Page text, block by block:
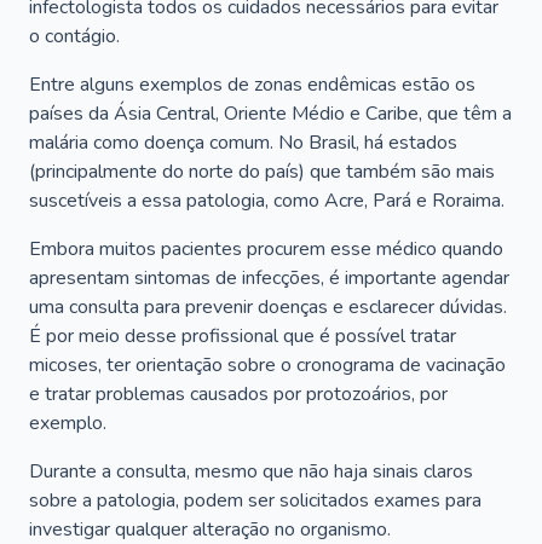
infectologista todos os cuidados necessários para evitar
o contágio.
Entre alguns exemplos de zonas endêmicas estão os
países da Ásia Central, Oriente Médio e Caribe, que têm a
malária como doença comum. No Brasil, há estados
(principalmente do norte do país) que também são mais
suscetíveis a essa patologia, como Acre, Pará e Roraima.
Embora muitos pacientes procurem esse médico quando
apresentam sintomas de infecções, é importante agendar
uma consulta para prevenir doenças e esclarecer dúvidas.
É por meio desse profissional que é possível tratar
micoses, ter orientação sobre o cronograma de vacinação
e tratar problemas causados por protozoários, por
exemplo.
Durante a consulta, mesmo que não haja sinais claros
sobre a patologia, podem ser solicitados exames para
investigar qualquer alteração no organismo.